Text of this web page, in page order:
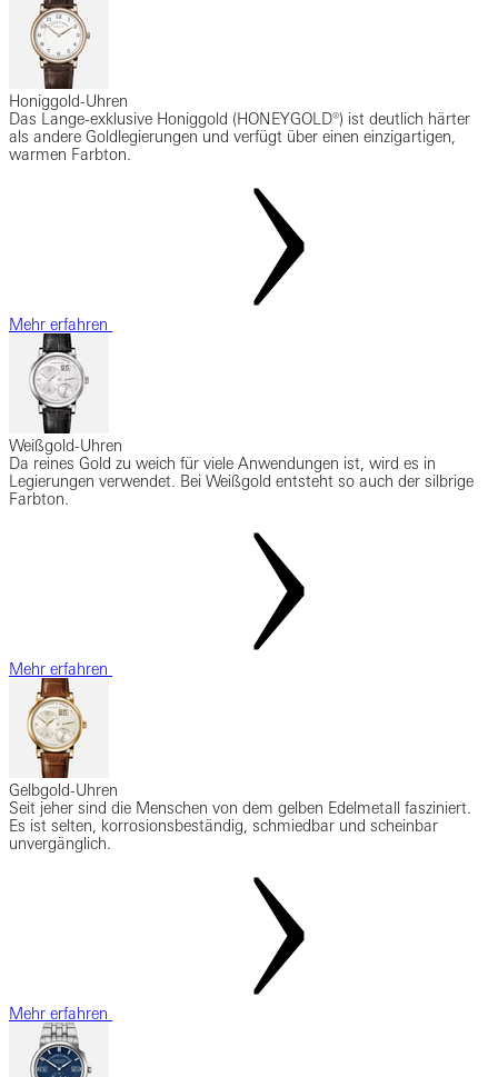
Honiggold-Uhren
Das Lange-exklusive Honiggold (HONEYGOLD®) ist deutlich härter
als andere Goldlegierungen und verfügt über einen einzigartigen,
warmen Farbton.
Mehr erfahren
Weißgold-Uhren
Da reines Gold zu weich für viele Anwendungen ist, wird es in
Legierungen verwendet. Bei Weißgold entsteht so auch der silbrige
Farbton.
Mehr erfahren
Gelbgold-Uhren
Seit jeher sind die Menschen von dem gelben Edelmetall fasziniert.
Es ist selten, korrosionsbeständig, schmiedbar und scheinbar
unvergänglich.
Mehr erfahren